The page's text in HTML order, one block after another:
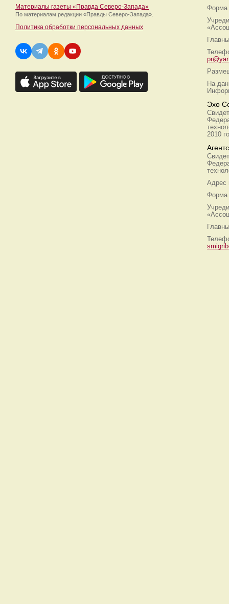
Материалы газеты «Правда Северо-Запада»
По материалам редакции «Правды Северо-Запада».
Политика обработки персональных данных
Форма
На
Эхо
2010
Адрес
Форма